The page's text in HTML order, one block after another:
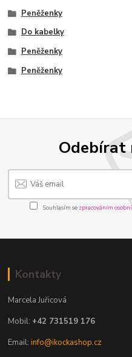
Peněženky
Do kabelky
Peněženky
Peněženky
Souhlasím se zpracováním
Kontakty
Marcela Juřicová
Mobil: +42 731519 176
Email:info@ikockashop.cz